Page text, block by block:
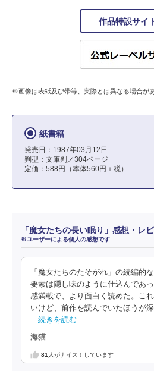
作品特設サイ
※画像は表紙及び帯等、実際とは異なる場合があ
紙書籍
発売日：1987年03月12日
判型：文庫判／304ページ
定価：588円（本体560円＋税）
「魔女たちの長い眠り」感想・レ
※ユーザーによる個人の感想です
「魔女たちのたそがれ」の続編的
要素は隠し味のように仕込んであ
感満載で、より面白く読めた。こ
いけど、前作を読んでいたほうが
…続きを読む
海猫
81 人がナイス！しています